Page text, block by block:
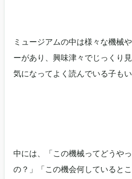
ミュージアムの中は様々な機械
ーがあり、興味津々でじっくり
気になってよく読んでいる子も
中には、「この機械ってどうや
の？」「この機会何していると